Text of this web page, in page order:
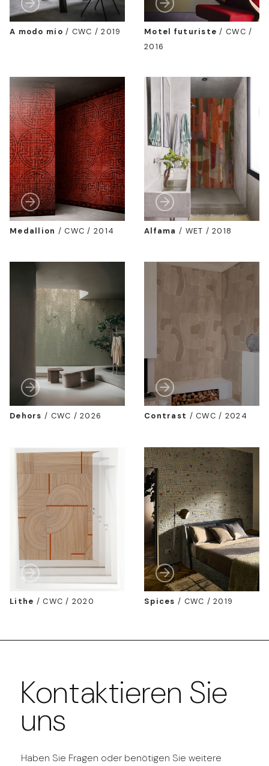
A modo mio / CWC / 2019 Motel futuriste /CWC /
2016
Medallion /CWC / 2014 Alfama / WET / 2018
Dehors / CWC / 2026 Contrast /CWC / 2024
Lithe /CWC / 2020 Spices / CWC / 2019
Kontaktieren Sie
uns
Haben Sie Fragen oder benötigen Sie weitere